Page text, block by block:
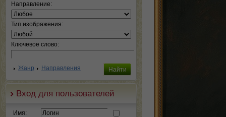
Направление:
Тип изображения:
Ключевое слово:
Жанр Направления
Вход для пользователей
Имя: